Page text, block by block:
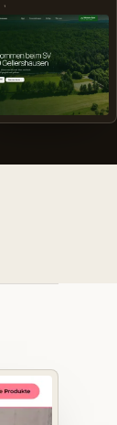
In Arbeit